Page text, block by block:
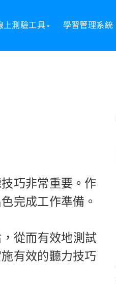
上測驗工具 學習管理系統
巧非常重要。作
完成工作準備。
從而有效地測試
有效的聽力技巧